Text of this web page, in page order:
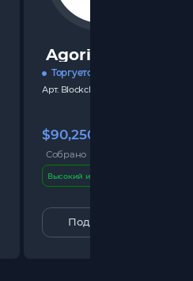
Agoric
Торгуется
Арт. Blockchain Service
$90,250,000
Собрано
Высокий интерес
Подробнее